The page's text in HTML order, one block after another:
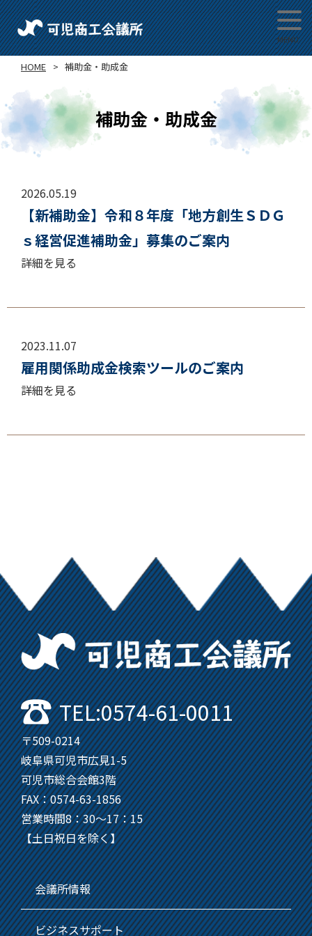
HOME 補助金・助成金
補助金・助成金
2026.05.19
【新補助金】令和８年度「地方創生ＳＤＧ
ｓ経営促進補助金」募集のご案内
詳細を見る
2023.11.07
雇用関係助成金検索ツールのご案内
詳細を見る
可
TEL:0574-61-0011
〒509-0214
岐阜県可児市広見1-5
可児市総合会館3階
FAX：0574-63-1856
営業時間8：30～17：15
【土日祝日を除く】
会議所情報
ビジネスサポート